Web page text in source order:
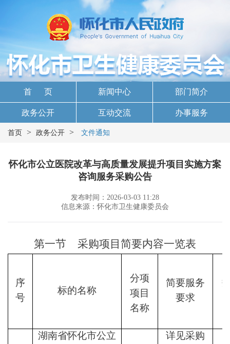
首 页 新闻中心 部门简介
政务公开 互动交流 办事服务
首页 > 政务公开 > 文件通知
怀化市公立医院改革与高质量发展提升项目实施方案
咨询服务采购公告
发布时间：2026-03-03 11:28
信息来源：怀化市卫生健康委员会
第一节 采购项目简要内容一览表
序
号
标的名称
分项
项目
名称
简要服务
要求
湖南省怀化市公立
详见采购